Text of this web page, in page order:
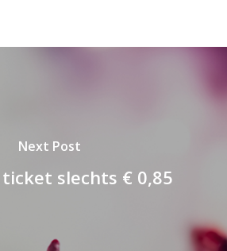
Next Post
slechts € 0,85